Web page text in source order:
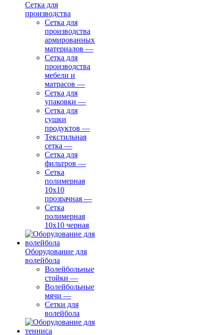
Сетка для
производства
Сетка для
производства
армированных
материалов —
Сетка для
производства
мебели и
матрасов —
Сетка для
упаковки —
Сетка для
сушки
продуктов —
Текстильная
сетка —
Сетка для
фильтров —
Сетка
полимерная
10х10
прозрачная —
Сетка
полимерная
10х10 черная
Оборудование для
волейбола
Волейбольные
стойки —
Волейбольные
мячи —
Сетки для
волейбола